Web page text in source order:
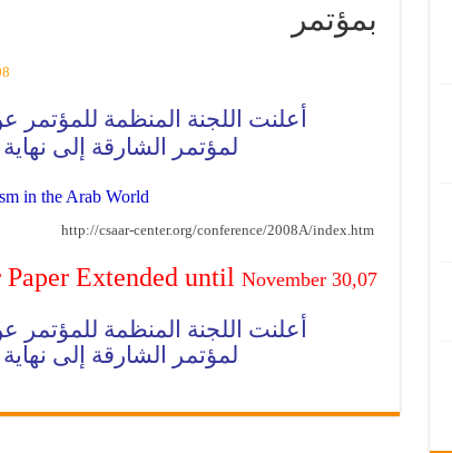
بمؤتمر
أعلنت اللجنة المنظمة للمؤتمر
لمؤتمر
الشارقة إلى
in the Arab World
http://csaar-center.org/conference/2008A/index.htm
Extended until November 30,07
أعلنت اللجنة المنظمة للمؤتمر
لمؤتمر
الشارقة إلى